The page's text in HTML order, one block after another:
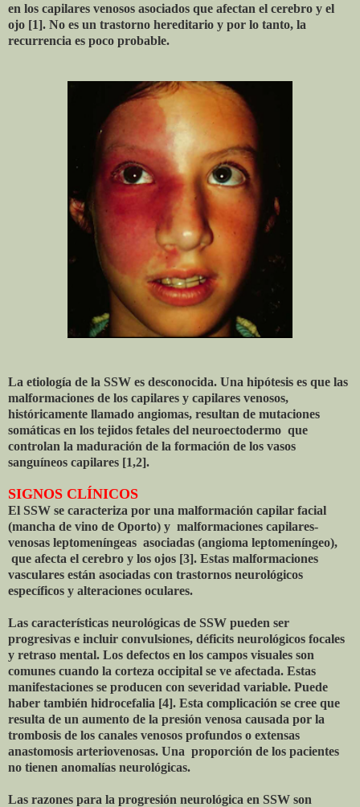
en los capilares venosos asociados que afectan el cerebro y el
ojo [1]. No es un trastorno hereditario y por lo tanto, la
recurrencia es poco probable.
La etiología de la SSW es desconocida. Una hipótesis es que las
malformaciones de los capilares y capilares venosos,
históricamente llamado angiomas, resultan de mutaciones
somáticas en los tejidos fetales del neuroectodermo que
controlan la maduración de la formación de los vasos
sanguíneos capilares [1,2].
SIGNOS CLÍNICOS
El SSW se caracteriza por una malformación capilar facial
(mancha de vino de Oporto) y malformaciones capilares-
venosas leptomeníngeas asociadas (angioma leptomeníngeo),
que afecta el cerebro y los ojos [3]. Estas malformaciones
vasculares están asociadas con trastornos neurológicos
específicos y alteraciones oculares.
Las características neurológicas de SSW pueden ser
progresivas e incluir convulsiones, déficits neurológicos focales
y retraso mental. Los defectos en los campos visuales son
comunes cuando la corteza occipital se ve afectada. Estas
manifestaciones se producen con severidad variable. Puede
haber también hidrocefalia [4]. Esta complicación se cree que
resulta de un aumento de la presión venosa causada por la
trombosis de los canales venosos profundos o extensas
anastomosis arteriovenosas. Una proporción de los pacientes
no tienen anomalías neurológicas.
Las razones para la progresión neurológica en SSW son